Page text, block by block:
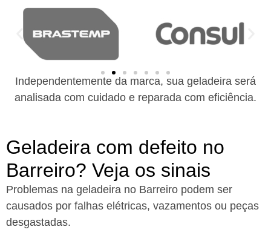
Independentemente da marca, sua geladeira será
analisada com cuidado e reparada com eficiência.
Geladeira com defeito no
Barreiro? Veja os sinais
Problemas na geladeira no Barreiro podem ser
causados por falhas elétricas, vazamentos ou peças
desgastadas.